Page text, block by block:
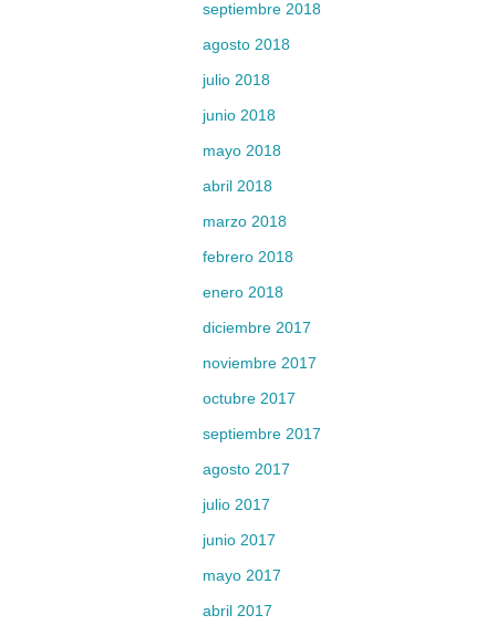
septiembre 2018
agosto 2018
julio 2018
junio 2018
mayo 2018
abril 2018
marzo 2018
febrero 2018
enero 2018
diciembre 2017
noviembre 2017
octubre 2017
septiembre 2017
agosto 2017
julio 2017
junio 2017
mayo 2017
abril 2017